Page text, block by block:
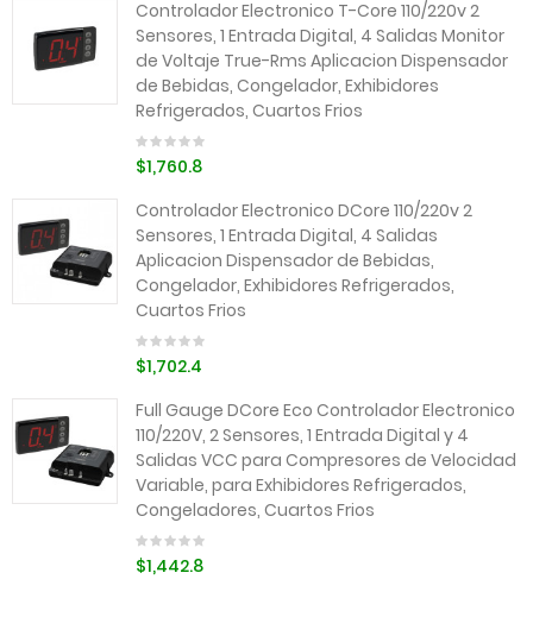
Controlador Electronico T-Core 110/220v 2
Sensores, 1 Entrada Digital, 4 Salidas Monitor
de Voltaje True-Rms Aplicacion Dispensador
de Bebidas, Congelador, Exhibidores
Refrigerados, Cuartos Frios
$1,760.8
Controlador Electronico DCore 110/220v 2
Sensores, 1 Entrada Digital, 4 Salidas
Aplicacion Dispensador de Bebidas,
Congelador, Exhibidores Refrigerados,
Cuartos Frios
$1,702.4
Full Gauge DCore Eco Controlador Electronico
110/220V, 2 Sensores, 1 Entrada Digital y 4
Salidas VCC para Compresores de Velocidad
Variable, para Exhibidores Refrigerados,
Congeladores, Cuartos Frios
$1,442.8